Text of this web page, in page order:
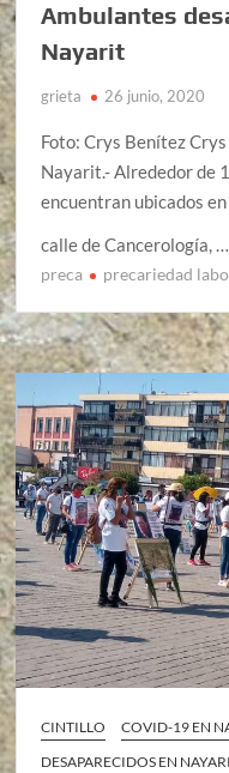
Ambulantes
Nayarit
grieta 26 junio, 2020
Foto: Crys Benítez
Nayarit.- Alrededor de
encuentran ubicados
calle de Cancerología, …
preca precariedad
CINTILLO COVID-19 EN
DESAPARECIDOS EN